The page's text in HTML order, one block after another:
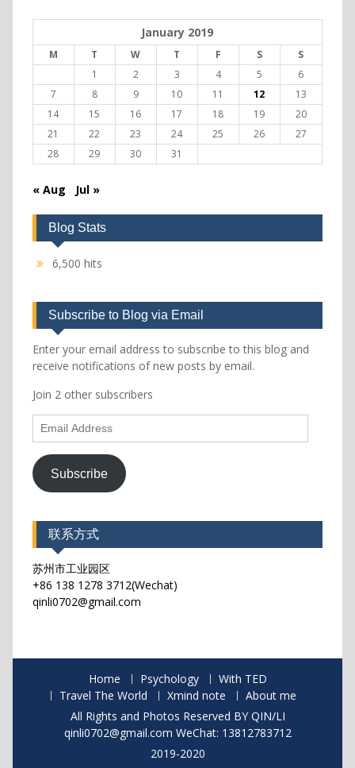
January 2019
M T W T F S
S
1
2 3 4 5
6
7
8 9 10 11 12
13
14
15 16 17 18 19
20
21
22 23 24 25 26
27
28
29 30 31
« Aug Jul »
Blog Stats
6,500 hits
Subscribe to Blog via Email
Enter your email address to subscribe to this blog and
receive notifications of new posts by email.
Join 2 other subscribers
Email
Address
Subscribe
联系方式
苏州市工业园区
+86 138 1278 3712(Wechat)
qinli0702@gmail.com
Home Psychology
With TED
Travel The World
Xmind note
About me
All Rights and Photos Reserved BY QIN/LI
qinli0702@gmail.com WeChat: 13812783712
2019-2020